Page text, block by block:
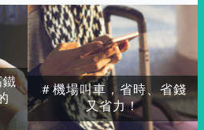
鐵
＃機場叫車，省時、省錢
又省力！